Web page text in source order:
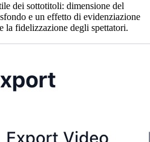
dei sottotitoli: dimensione del
e un effetto di evidenziazione
la fidelizzazione degli spettatori.